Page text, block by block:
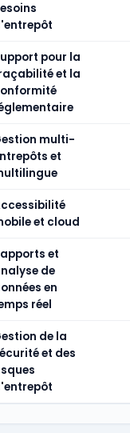
pour la
et la
multi-
et
et cloud
et
de
en
réel
de la
et des